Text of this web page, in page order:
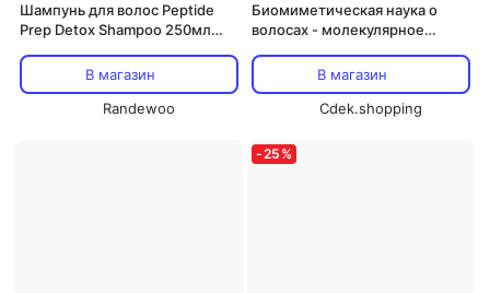
Шампунь для волос Peptide
Prep Detox Shampoo 250мл
Prep Detox Shampoo 250мл
В магазин
Randewoo
Биомиметическая наука о
волосах - молекулярное
для волос - масло для волос
30 мл K18, прозрачный
В магазин
Cdek.shopping
-25 %